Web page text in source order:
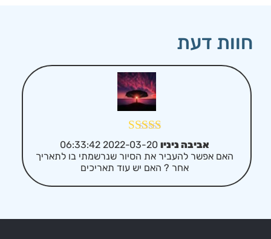
חוות דעת
דורג5מתוך 5 אביבה ניניו 2022-03-20 06:33:42
האם אפשר להעביר את הסיור שנרשמתי בו לתאריך
אחר ? האם יש עוד תאריכים